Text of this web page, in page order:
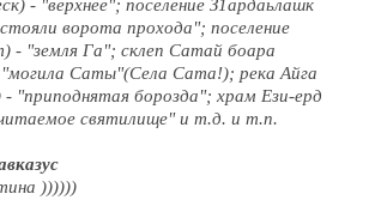
- "верхнее"; поселение З1ардаьлашк
ворота прохода"; поселение
- "земля Га"; склеп Сатай боара
Саты"(Села Сата!); река Айга
- "приподнятая борозда"; храм Ези-ерд
святилище" и т.д. и т.п.
))))))